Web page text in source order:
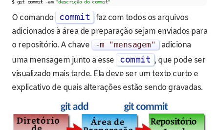
$ git commit -am "descrição do commit"
O comando commit
faz com todos os arquivos
adicionados à área de preparação sejam enviados para
o repositório. A chave
-m "mensagem" adiciona
uma mensagem junto a esse
commit , que pode ser
visualizado mais tarde. Ela deve ser um texto curto e
explicativo de quais alterações estão sendo gravadas.